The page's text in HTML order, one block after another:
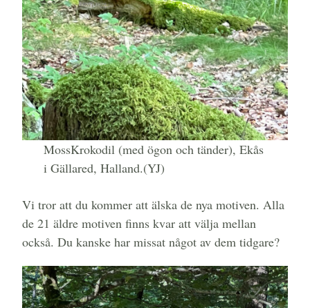
MossKrokodil (med ögon och tänder), Ekås
i Gällared, Halland.(YJ)
Vi tror att du kommer att älska de nya motiven. Alla
de 21 äldre motiven finns kvar att välja mellan
också. Du kanske har missat något av dem tidgare?